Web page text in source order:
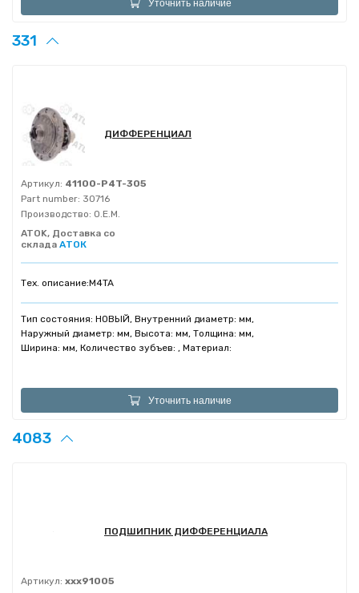
Уточнить наличие
331
ДИФФЕРЕНЦИАЛ
Артикул: 41100-P4T-305
Part number: 30716
Производство: O.E.M.
ATOK, Доставка со
склада АТОК
Тех. описание:M4TA
Тип состояния: НОВЫЙ, Внутренний диаметр: мм,
Наружный диаметр: мм, Высота: мм, Толщина: мм,
Ширина: мм, Количество зубъев: , Материал:
Уточнить наличие
4083
ПОДШИПНИК ДИФФЕРЕНЦИАЛА
Артикул: xxx91005